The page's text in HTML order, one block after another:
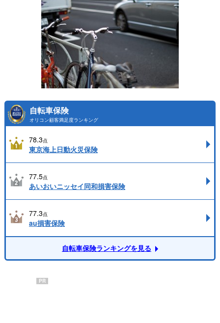
自転車保険
オリコン顧客満足度ランキング
78.3点
東京海上日動火災保険
77.5点
あいおいニッセイ同和損害保険
77.3点
au損害保険
自転車保険ランキングを見る
PR